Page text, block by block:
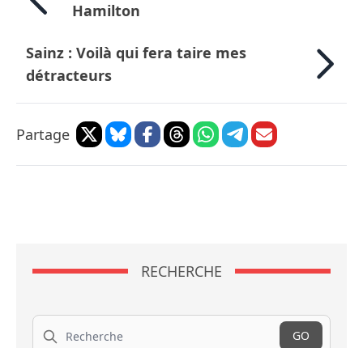
Hamilton
Sainz : Voilà qui fera taire mes
détracteurs
Partage
RECHERCHE
Recherche
GO